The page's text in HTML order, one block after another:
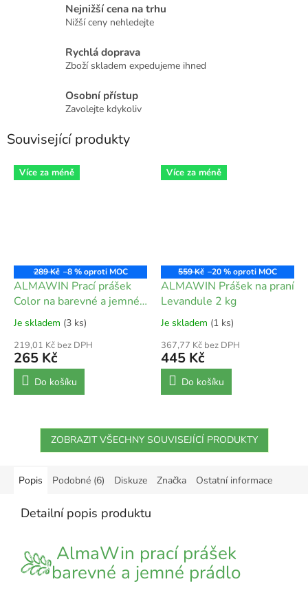
Nejnižší cena na trhu
Nižší ceny nehledejte
Rychlá doprava
Zboží skladem expedujeme ihned
Osobní přístup
Zavolejte kdykoliv
Související produkty
Více za méně
289 Kč –8 %
ALMAWIN Prací prášek
Color na barevné a jemné
prádlo 1 kg
Je skladem (3 ks)
219,01 Kč bez DPH
265 Kč
Do košíku
Více za méně
559 Kč –20 %
ALMAWIN Prášek na praní
Levandule 2 kg
Je skladem (1 ks)
367,77 Kč bez DPH
445 Kč
Do košíku
ZOBRAZIT VŠECHNY SOUVISEJÍCÍ PRODUKTY
Popis Podobné (6) Diskuze Značka Ostatní informace
Detailní popis produktu
AlmaWin prací prášek
barevné a jemné prádlo